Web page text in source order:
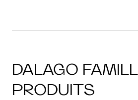
DALAGO
PRODUITS